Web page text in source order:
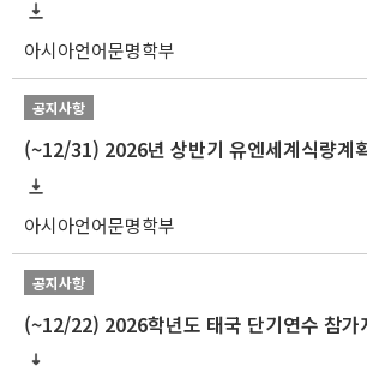
아시아언어문명학부
공지사항
아시아언어문명학부
공지사항
(~12/22) 2026학년도 태국 단기연수 참가